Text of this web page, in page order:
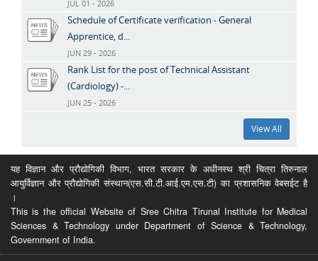
JUL 01 - 2026
Schedule of Certificate verification - General
Apprentice, d...
JUN 29 - 2026
Rank List for the post of Technical Assistant
(Cardiology) -...
JUN 25 - 2026
View All
यह विज्ञान और प्रौद्योगिकी विभाग, भारत सरकार के अधीनस्थ श्री चित्रा तिरुनाल
आयुर्विज्ञान और प्रौद्योगिकी संस्थान(एस.सी.टी.आई.एम.एस.टी) का प्रशासनिक वेबसईट है
।
This is the official Website of Sree Chitra Tirunal Institute for Medical
Sciences & Technology under Department of Science & Technology,
Government of India.